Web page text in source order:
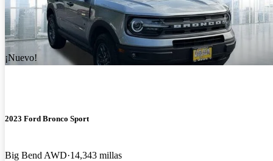
¡Nuevo!
2023 Ford Bronco Sport
Big Bend AWD 14,343 millas